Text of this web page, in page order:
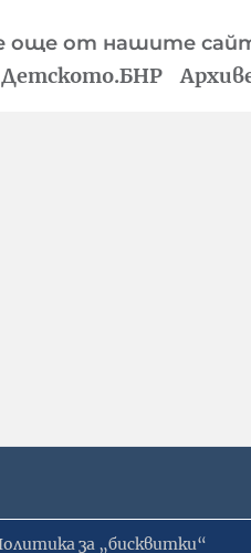
още от нашите
Детското.БНР
за „бисквитки“